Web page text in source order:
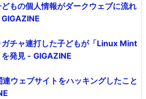
もの個人情報がダークウェブに流れ
チャ連打した子どもが「Linux Mint
発見 - GIGAZINE
ウェブサイトをハッキングしたこと